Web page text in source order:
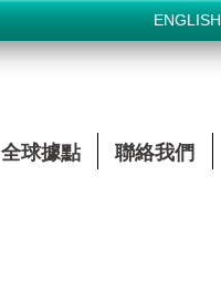
ENGLISH
全球據點 聯絡我們